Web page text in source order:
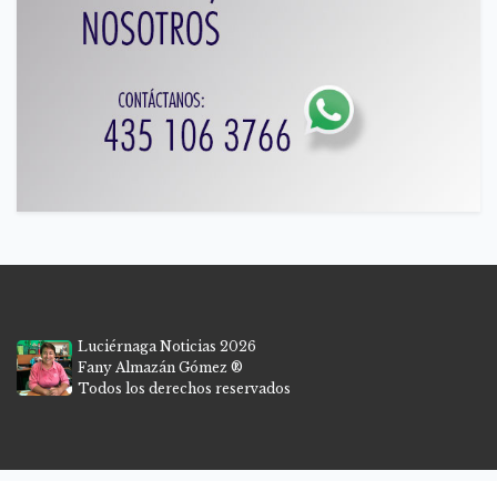
Luciérnaga Noticias 2026
Fany Almazán Gómez ®
Todos los derechos reservados